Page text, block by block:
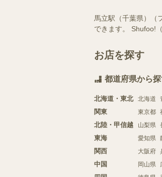
馬立駅（千葉県）（
できます。 Shufoo!
お店を探す
都道府県から
北海道・東北 北海道
関東 東京都
北陸・甲信越 山梨県
東海 愛知県
関西 大阪府
中国 岡山県